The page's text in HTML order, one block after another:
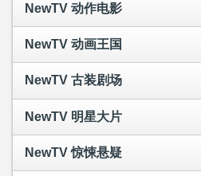
NewTV 动作电影
NewTV 动画王国
NewTV 古装剧场
NewTV 明星大片
NewTV 惊悚悬疑